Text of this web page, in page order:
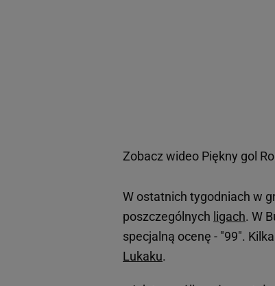
Zobacz wideo Piękny gol
W ostatnich tygodniach w
poszczególnych ligach. W
specjalną ocenę - "99".
Lukaku.